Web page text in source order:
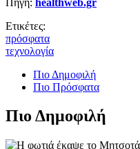
Ετικέτες:
πρόσφατα
τεχνολογία
Πιο Δημοφιλή
Πιο Πρόσφατα
Πιο Δημοφιλή